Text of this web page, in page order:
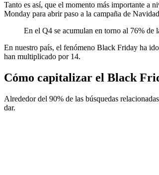
Tanto es así, que el momento más importante a
Monday para abrir paso a la campaña de
En el Q4 se acumulan en torno al 76% de
En nuestro país, el fenómeno Black Friday ha
han multiplicado por 14.
Cómo capitalizar el Black
Alrededor del 90% de las búsquedas
dar.